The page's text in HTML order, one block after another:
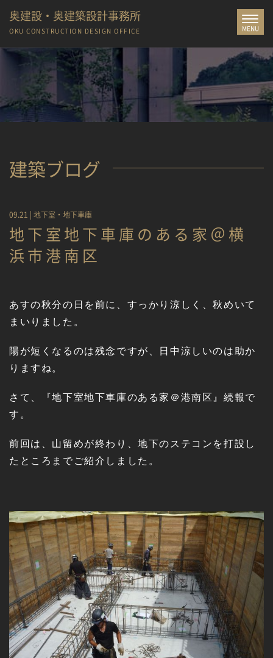
Toggle
MENU
奥建設・奥建築設計事務所
OKU CONSTRUCTION DESIGN OFFICE
建築ブログ
09.21 | 地下室・地下車庫
地下室地下車庫のある家＠横
浜市港南区
あすの秋分の日を前に、すっかり涼しく、秋めいて
まいりました。
陽が短くなるのは残念ですが、日中涼しいのは助か
りますね。
さて、『地下室地下車庫のある家＠港南区』続報で
す。
前回は、山留めが終わり、地下のステコンを打設し
たところまでご紹介しました。